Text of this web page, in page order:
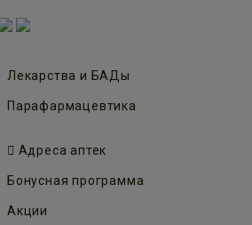
Лекарства и БАДы
Парафармацевтика
Адреса аптек
Бонусная программа
Акции